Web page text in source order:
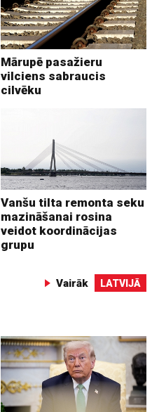
Mārupē pasažieru
vilciens sabraucis
cilvēku
Vanšu tilta remonta seku
mazināšanai rosina
veidot koordinācijas
grupu
Vairāk LATVIJĀ